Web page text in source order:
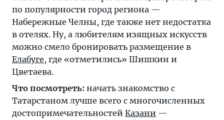
по популярности город региона —
Набережные Челны, где также нет недостатка
в отелях. Ну, а любителям изящных искусств
можно смело бронировать размещение в
Елабуге, где «отметились» Шишкин и
Цветаева.
Что посмотреть: начать знакомство с
Татарстаном лучше всего с многочисленных
достопримечательностей Казани —